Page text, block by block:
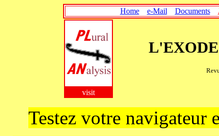
Home e-Mail Documents
visit
L'EXODE
Testez votre navigateur